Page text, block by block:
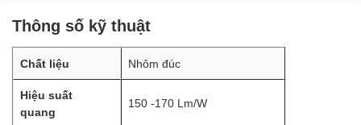
kiệm điện năng và giảm chi phí vận hành.
Đèn LED tàu biển có tuổi thọ lên đến 50.000
giờ, cao gấp 10 lần so với đèn pha truyền thống.
Chống rung lắc và va đập:Đèn LED tàu biển được thiết
kế để chịu được rung lắc và va đập mạnh, phù hợp với môi
Thông số kỹ thuật
Chất liệu Nhôm đúc
Hiệu suất
quang
150 -170 Lm/W